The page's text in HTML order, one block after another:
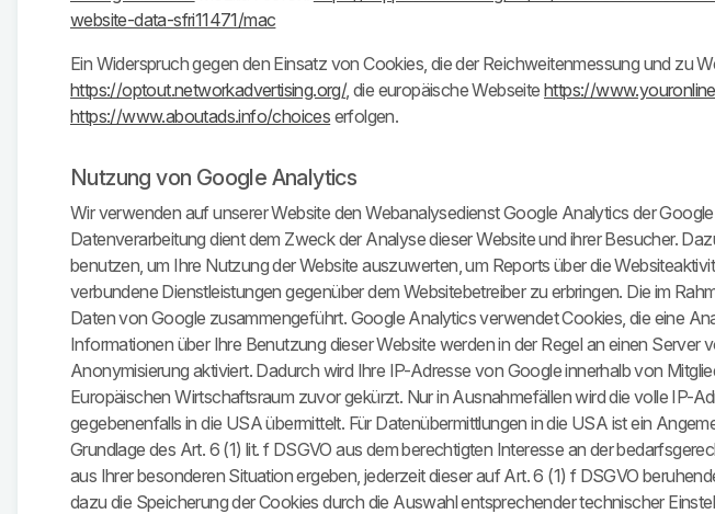
website-data-sfri11471/mac
Ein Widerspruch gegen den Einsatz von Cookies, die der Reichweitenmessung und zu
https://optout.networkadvertising.org/, die europäische Webseitehttps://
https://www.aboutads.info/choices erfolgen.
Nutzung von Google Analytics
Wir verwenden auf unserer Website den Webanalysedienst Google Analytics der
Datenverarbeitung dient dem Zweck der Analyse dieser Website und ihrer Besucher.
benutzen, um Ihre Nutzung der Website auszuwerten, um Reports über die
verbundene Dienstleistungen gegenüber dem Websitebetreiber zu erbringen. Die im
Daten von Google zusammengeführt. Google Analytics verwendet Cookies, die eine
Informationen über Ihre Benutzung dieser Website werden in der Regel an einen
Anonymisierung aktiviert. Dadurch wird Ihre IP-Adresse von Google innerhalb von
Europäischen Wirtschaftsraum zuvor gekürzt. Nur in Ausnahmefällen wird die volle IP-
gegebenenfalls in die USA übermittelt. Für Datenübermittlungen in die USA ist ein
Grundlage des Art. 6 (1) lit. f DSGVO aus dem berechtigten Interesse an der
aus Ihrer besonderen Situation ergeben, jederzeit dieser auf Art. 6 (1) f DSGVO
dazu die Speicherung der Cookies durch die Auswahl entsprechender technischer